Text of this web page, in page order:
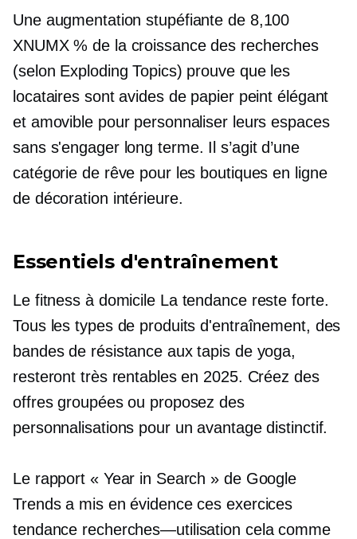
Une augmentation stupéfiante de 8,100
XNUMX % de la croissance des recherches
(selon Exploding Topics) prouve que les
locataires sont avides de papier peint élégant
et amovible pour personnaliser leurs espaces
sans s'engager long terme. Il s’agit d’une
catégorie de rêve pour les boutiques en ligne
de décoration intérieure.
Essentiels d'entraînement
Le fitness à domicileLa tendance reste forte.
Tous les types de produits d'entraînement, des
bandes de résistance aux tapis de yoga,
resteront très rentables en 2025. Créez des
offres groupées ou proposez des
personnalisations pour un avantage distinctif.
Le rapport « Year in Search » de Google
Trends a mis en évidence ces exercices
tendance recherches—utilisation cela comme